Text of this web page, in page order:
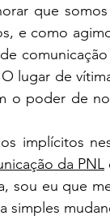
que
e como
lugar de
o poder de
implícitos
da PNL
sou eu que
simples